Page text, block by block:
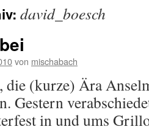
david_boesch
von mischabach
die (kurze) Ära
Gestern
in und ums